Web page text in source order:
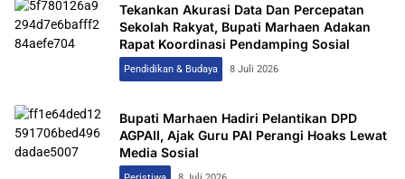
Tekankan Akurasi Data Dan Percepatan
Sekolah Rakyat, Bupati Marhaen Adakan
Rapat Koordinasi Pendamping Sosial
Pendidikan & Budaya 8 Juli 2026
Bupati Marhaen Hadiri Pelantikan DPD
AGPAII, Ajak Guru PAI Perangi Hoaks Lewat
Media Sosial